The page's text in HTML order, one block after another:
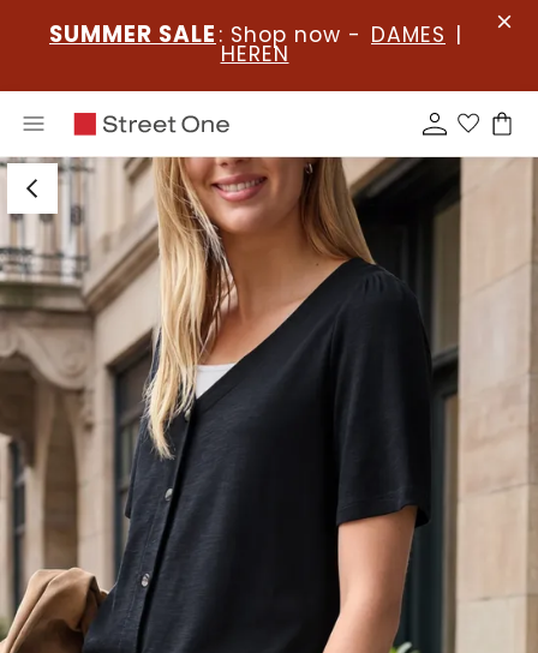
SUMMER SALE : Shop now - DAMES |
HEREN